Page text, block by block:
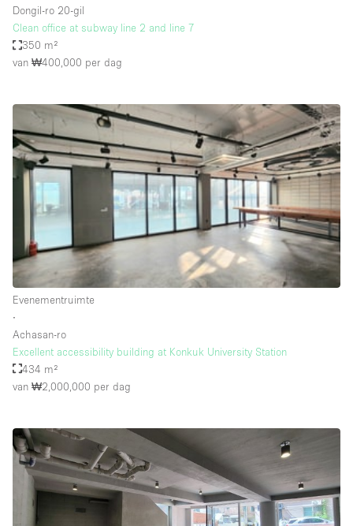
Keuken
Kledingrek
Lift
Meerdere kamers
Meubilair
Privé-parkeerplaats
RAW
Schitterend uitzicht
Smoking Area
Straatniveau
Toiletten
Toonbanken
Tuin
Verlichting
Dongil-ro 20-gil
Clean office at subway line 2 and line 7
350 m²
van ₩400,000 per dag
Evenementruimte
∙
Achasan-ro
Excellent accessibility building at Konkuk University Station
434 m²
van ₩2,000,000 per dag